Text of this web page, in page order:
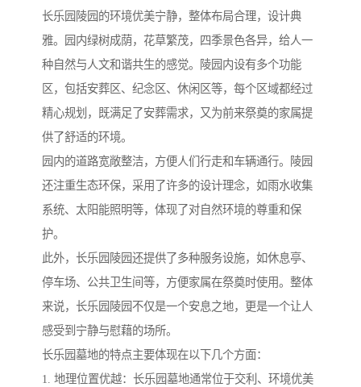
长乐园陵园的环境优美宁静，整体布局合理，设计典
雅。园内绿树成荫，花草繁茂，四季景色各异，给人一
种自然与人文和谐共生的感觉。陵园内设有多个功能
区，包括安葬区、纪念区、休闲区等，每个区域都经过
精心规划，既满足了安葬需求，又为前来祭奠的家属提
供了舒适的环境。
园内的道路宽敞整洁，方便人们行走和车辆通行。陵园
还注重生态环保，采用了许多的设计理念，如雨水收集
系统、太阳能照明等，体现了对自然环境的尊重和保
护。
此外，长乐园陵园还提供了多种服务设施，如休息亭、
停车场、公共卫生间等，方便家属在祭奠时使用。整体
来说，长乐园陵园不仅是一个安息之地，更是一个让人
感受到宁静与慰藉的场所。
长乐园墓地的特点主要体现在以下几个方面：
1. 地理位置优越：长乐园墓地通常位于交利、环境优美